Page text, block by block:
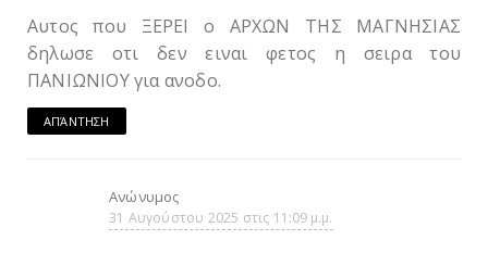
Αυτος που ΞΕΡΕΙ ο ΑΡΧΩΝ ΤΗΣ ΜΑΓΝΗΣΙΑΣ
δηλωσε οτι δεν ειναι φετος η σειρα του
ΠΑΝΙΩΝΙΟΥ για ανοδο.
ΑΠΆΝΤΗΣΗ
Ανώνυμος
31 Αυγούστου 2025 στις 11:09 μ.μ.